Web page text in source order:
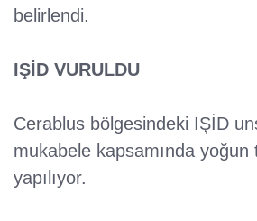
belirlendi.
IŞİD VURULDU
Cerablus bölgesindeki IŞİD
mukabele kapsamında yoğun
yapılıyor.